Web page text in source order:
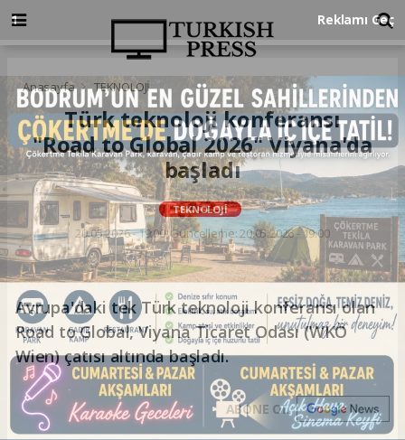
Anasayfa TEKNOLOJİ
Türk teknoloji konferansı
"Road to Global 2026" Viyana'da
başladı
TEKNOLOJİ
20.05.2026 - 19:00, Güncelleme: 20.05.2026 - 19:00
Avrupa'daki tek Türk teknoloji konferansı olan
Road to Global, Viyana Ticaret Odası (WKÖ
Wien) çatısı altında başladı.
ABONE OL